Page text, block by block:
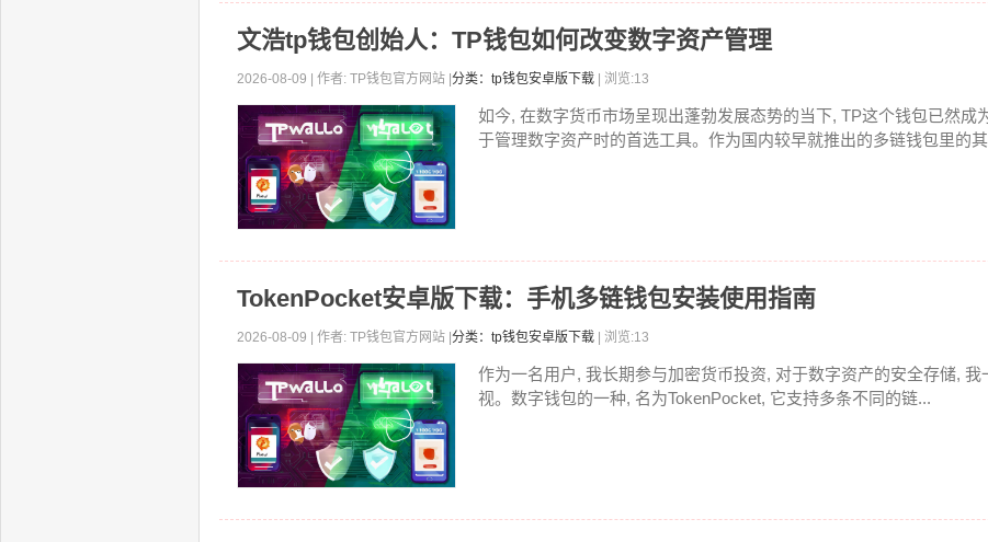
文浩tp钱包创始人：TP钱包如何改变数字资产管理
2026-08-09 | 作者: TP钱包官方网站 | 分类：tp钱包安卓版下载 | 浏览:13
如今, 在数字货币市场呈现出蓬勃发展态势的当下, TP这个钱包已然成
于管理数字资产时的首选工具。作为国内较早就推出的多链钱包里的
TokenPocket安卓版下载：手机多链钱包安装使用指南
2026-08-09 | 作者: TP钱包官方网站 | 分类：tp钱包安卓版下载 | 浏览:13
作为一名用户, 我长期参与加密货币投资, 对于数字资产的安全存储, 我
视。数字钱包的一种, 名为TokenPocket, 它支持多条不同的链...